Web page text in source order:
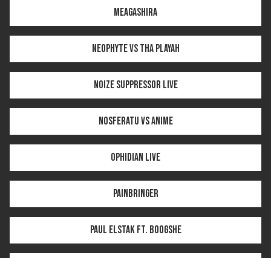
Meagashira
Neophyte vs Tha Playah
Noize Suppressor LIVE
Nosferatu vs Anime
Ophidian LIVE
Painbringer
Paul Elstak ft. Boogshe